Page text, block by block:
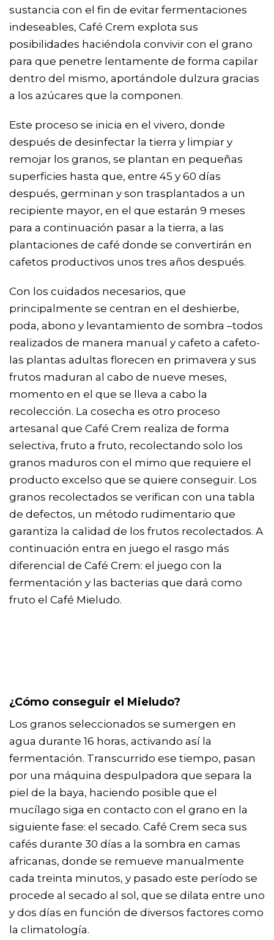
sustancia con el fin de evitar fermentaciones
indeseables, Café Crem explota sus
posibilidades haciéndola convivir con el grano
para que penetre lentamente de forma capilar
dentro del mismo, aportándole dulzura gracias
a los azúcares que la componen.
Este proceso se inicia en el vivero, donde
después de desinfectar la tierra y limpiar y
remojar los granos, se plantan en pequeñas
superficies hasta que, entre 45 y 60 días
después, germinan y son trasplantados a un
recipiente mayor, en el que estarán 9 meses
para a continuación pasar a la tierra, a las
plantaciones de café donde se convertirán en
cafetos productivos unos tres años después.
Con los cuidados necesarios, que
principalmente se centran en el deshierbe,
poda, abono y levantamiento de sombra –todos
realizados de manera manual y cafeto a cafeto-
las plantas adultas florecen en primavera y sus
frutos maduran al cabo de nueve meses,
momento en el que se lleva a cabo la
recolección. La cosecha es otro proceso
artesanal que Café Crem realiza de forma
selectiva, fruto a fruto, recolectando solo los
granos maduros con el mimo que requiere el
producto excelso que se quiere conseguir. Los
granos recolectados se verifican con una tabla
de defectos, un método rudimentario que
garantiza la calidad de los frutos recolectados. A
continuación entra en juego el rasgo más
diferencial de Café Crem: el juego con la
fermentación y las bacterias que dará como
fruto el Café Mieludo.
¿Cómo conseguir el Mieludo?
Los granos seleccionados se sumergen en
agua durante 16 horas, activando así la
fermentación. Transcurrido ese tiempo, pasan
por una máquina despulpadora que separa la
piel de la baya, haciendo posible que el
mucílago siga en contacto con el grano en la
siguiente fase: el secado. Café Crem seca sus
cafés durante 30 días a la sombra en camas
africanas, donde se remueve manualmente
cada treinta minutos, y pasado este período se
procede al secado al sol, que se dilata entre uno
y dos días en función de diversos factores como
la climatología.